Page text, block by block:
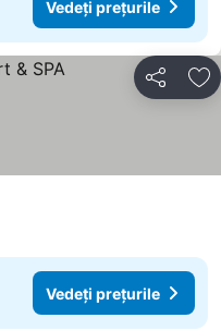
Vedeți prețurile
Distribuiți
Vedeți prețurile